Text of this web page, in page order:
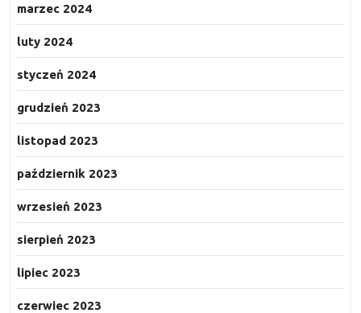
marzec 2024
luty 2024
styczeń 2024
grudzień 2023
listopad 2023
październik 2023
wrzesień 2023
sierpień 2023
lipiec 2023
czerwiec 2023